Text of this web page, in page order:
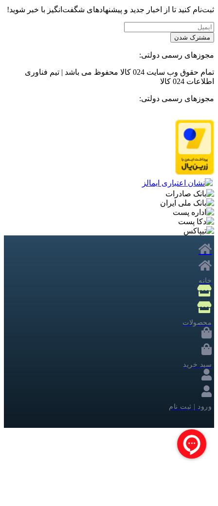
ثبت‌نام کنید تا از اخبار جدید و پیشنهاد‌های شگفت‌انگیز با خبر شوید!
مشترک شدن
مجوزهای رسمی دولتی:
تمام حقوق وب سایت 024 کالا محفوظ می باشد | تیم فناوری
اطلاعات 024 کالا
مجوزهای رسمی دولتی:
خانه
محصولات
سبد خرید
ورود | ثبت نام